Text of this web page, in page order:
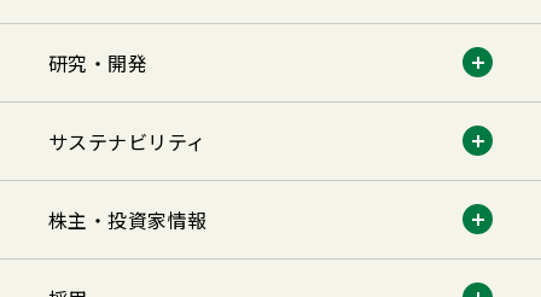
研究・開発
サステナビリティ
株主・投資家情報